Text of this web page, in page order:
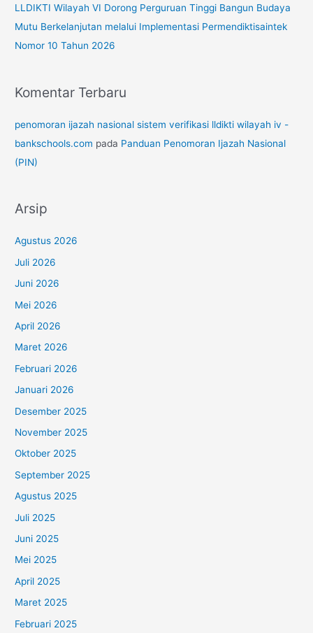
LLDIKTI Wilayah VI Dorong Perguruan Tinggi Bangun Budaya
Mutu Berkelanjutan melalui Implementasi Permendiktisaintek
Nomor 10 Tahun 2026
Komentar Terbaru
penomoran ijazah nasional sistem verifikasi lldikti wilayah iv -
bankschools.com pada Panduan Penomoran Ijazah Nasional
(PIN)
Arsip
Agustus 2026
Juli 2026
Juni 2026
Mei 2026
April 2026
Maret 2026
Februari 2026
Januari 2026
Desember 2025
November 2025
Oktober 2025
September 2025
Agustus 2025
Juli 2025
Juni 2025
Mei 2025
April 2025
Maret 2025
Februari 2025